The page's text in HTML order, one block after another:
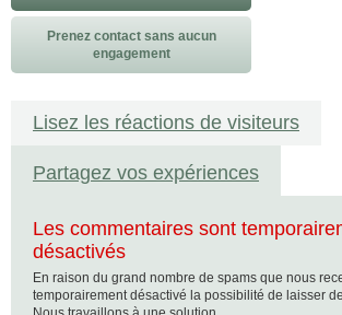
Prenez contact sans aucun
engagement
Lisez les réactions de visiteurs
Partagez vos expériences
Les commentaires sont
désactivés
En raison du grand nombre de spams que nous
temporairement désactivé la possibilité de laisser